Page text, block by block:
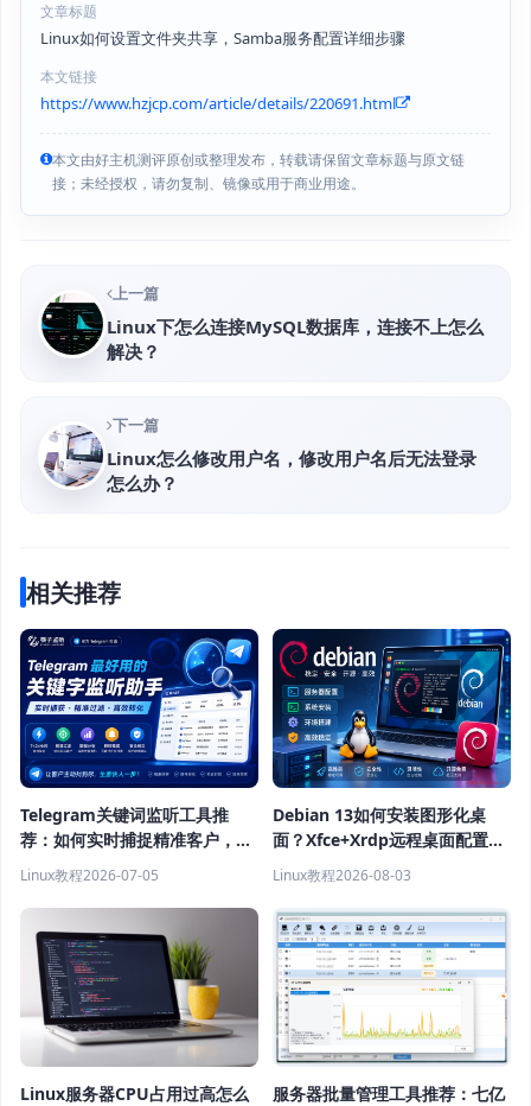
文章标题
Linux如何设置文件夹共享，Samba服务配置详细步骤
本文链接
https://www.hzjcp.com/article/details/220691.html
本文由好主机测评原创或整理发布，转载请保留文章标题与原文链
接；未经授权，请勿复制、镜像或用于商业用途。
上一篇
Linux下怎么连接MySQL数据库，连接不上怎么
解决？
下一篇
Linux怎么修改用户名，修改用户名后无法登录
怎么办？
相关推荐
Telegram关键词监听工具推
荐：如何实时捕捉精准客户，提
高获客效率？
Linux教程2026-07-05
Debian 13如何安装图形化桌
面？Xfce+Xrdp远程桌面配置教
程
Linux教程2026-08-03
Linux服务器CPU占用过高怎么
服务器批量管理工具推荐：七亿